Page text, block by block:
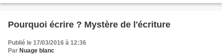
Pourquoi écrire ? Mystère de l'écriture
Publié le 17/03/2016 à 12:36
Par Nuage blanc